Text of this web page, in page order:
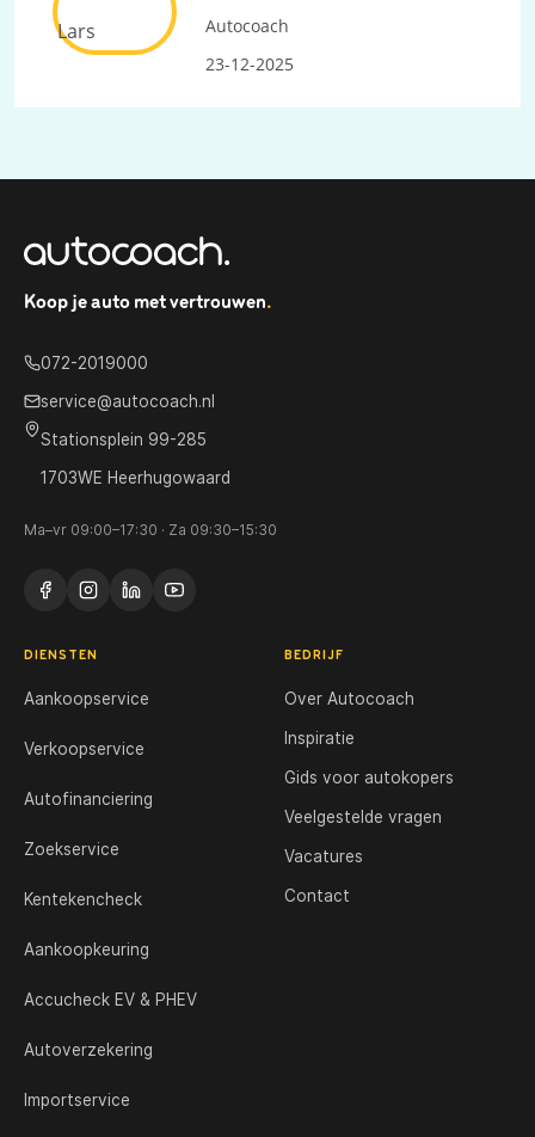
Autocoach
23-12-2025
Koop je auto met vertrouwen.
072-2019000
service@autocoach.nl
Stationsplein 99-285
1703WE Heerhugowaard
Ma–vr 09:00–17:30 · Za 09:30–15:30
DIENSTEN
Aankoopservice
Verkoopservice
Autofinanciering
Zoekservice
Kentekencheck
Aankoopkeuring
Accucheck EV & PHEV
Autoverzekering
Importservice
BEDRIJF
Over Autocoach
Inspiratie
Gids voor autokopers
Veelgestelde vragen
Vacatures
Contact